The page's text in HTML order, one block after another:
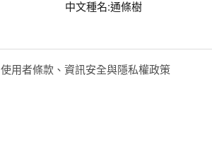
中文種名:通條樹
使用者條款、資訊安全與隱私權政策